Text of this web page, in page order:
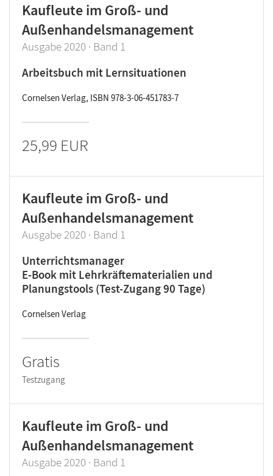
Kaufleute im Groß- und
Außenhandelsmanagement
Ausgabe 2020 · Band 1
Arbeitsbuch mit Lernsituationen
Cornelsen Verlag, ISBN 978-3-06-451783-7
25,99 EUR
Kaufleute im Groß- und
Außenhandelsmanagement
Ausgabe 2020 · Band 1
Unterrichtsmanager
E-Book mit Lehrkräftematerialien und
Planungstools (Test-Zugang 90 Tage)
Cornelsen Verlag
Gratis
Testzugang
Kaufleute im Groß- und
Außenhandelsmanagement
Ausgabe 2020 · Band 1